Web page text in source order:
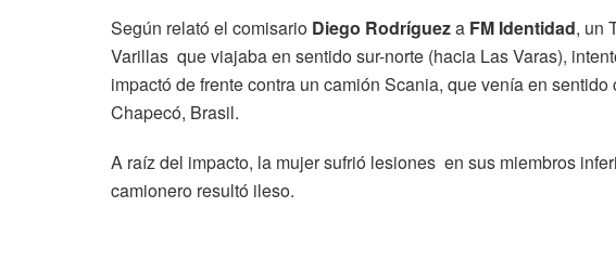
Según relató el comisario Diego Rodrígueza FM Identidad, un
Varillas que viajaba en sentido sur-norte (hacia Las Varas),
impactó de frente contra un camión Scania, que venía en
Chapecó, Brasil.
A raíz del impacto, la mujer sufrió lesiones en sus miembros
camionero resultó ileso.